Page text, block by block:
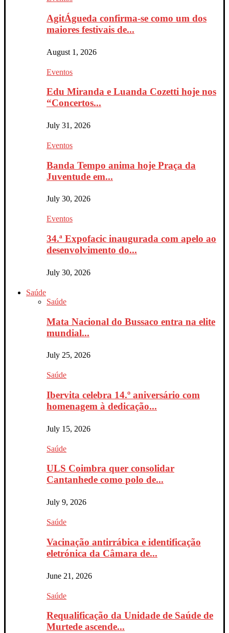
AgitÁgueda confirma-se como um dos
maiores festivais de...
August 1, 2026
Eventos
Edu Miranda e Luanda Cozetti hoje nos
“Concertos...
July 31, 2026
Eventos
Banda Tempo anima hoje Praça da
Juventude em...
July 30, 2026
Eventos
34.ª Expofacic inaugurada com apelo ao
desenvolvimento do...
July 30, 2026
Saúde
Saúde
Mata Nacional do Bussaco entra na elite
mundial...
July 25, 2026
Saúde
Ibervita celebra 14.º aniversário com
homenagem à dedicação...
July 15, 2026
Saúde
ULS Coimbra quer consolidar
Cantanhede como polo de...
July 9, 2026
Saúde
Vacinação antirrábica e identificação
eletrónica da Câmara de...
June 21, 2026
Saúde
Requalificação da Unidade de Saúde de
Murtede ascende...